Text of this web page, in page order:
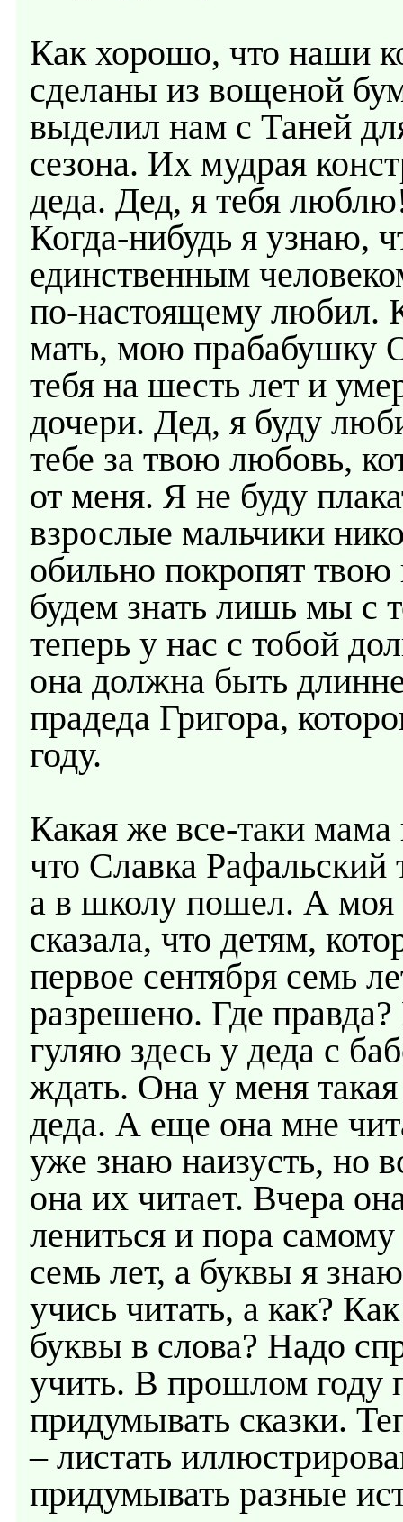
Как хорошо, что наши
сделаны из вощеной
выделил нам с Таней
сезона. Их мудрая
деда. Дед, я тебя
Когда-нибудь я узнаю,
единственным
по-настоящему любил.
мать, мою прабабушку
тебя на шесть лет и
дочери. Дед, я буду
тебе за твою любовь,
от меня. Я не буду
взрослые мальчики
обильно покропят
будем знать лишь мы с
теперь у нас с тобой
она должна быть
прадеда Григора,
году.
Какая же все-таки мама
что Славка Рафальский
а в школу пошел. А моя
сказала, что детям,
первое сентября семь
разрешено. Где
гуляю здесь у деда с
ждать. Она у меня
деда. А еще она мне
уже знаю наизусть, но
она их читает. Вчера
лениться и пора
семь лет, а буквы я
учись читать, а как?
буквы в слова? Надо
учить. В прошлом году
придумывать сказки.
– листать
придумывать разные